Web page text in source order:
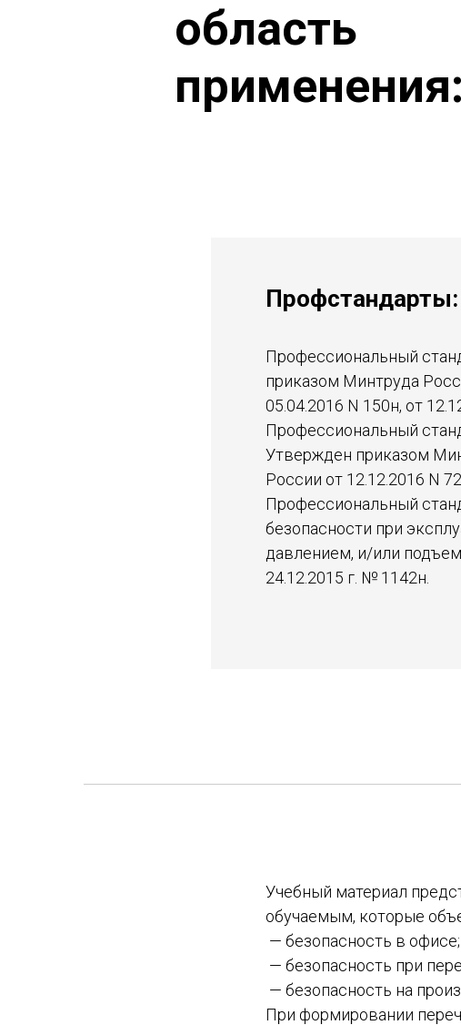
область
применения:
Профстандарты:
Профессиональный
приказом Минтруда
05.04.2016 N 150н, от
Профессиональный
Утвержден приказом
России от 12.12.2016 N
Профессиональный
безопасности при
давлением, и/или
24.12.2015 г. № 1142н.
Учебный материал
обучаемым, которые
— безопасность в офисе;
— безопасность при
— безопасность на
При формировании